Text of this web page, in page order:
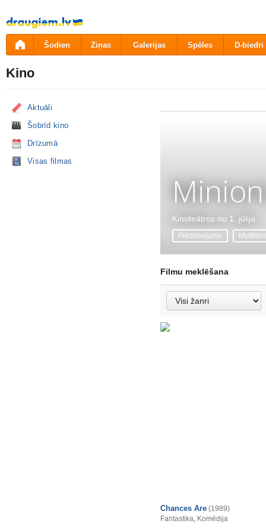
Pāriet
uz
saturu
Šodien Ziņas Galerijas Spēles D-biedri
Kino
Aktuāli
Šobrīd kino
Drīzumā
Visas filmas
Kinoteātros no 1. jūlija
Piedzīvojumu
Filmu meklēšana
Chances Are (1989)
Fantastika, Komēdija